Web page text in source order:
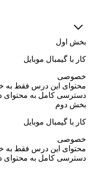
بخش اول
کار با گیمبال موبایل
خصوصی
محتوای این درس فقط به
دسترسی کامل به محتوای
بخش دوم
کار با گیمبال موبایل
خصوصی
محتوای این درس فقط به
دسترسی کامل به محتوای